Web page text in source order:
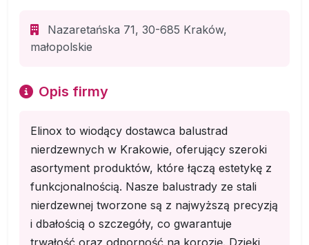
Nazaretańska 71, 30-685 Kraków,
małopolskie
Opis firmy
Elinox to wiodący dostawca balustrad
nierdzewnych w Krakowie, oferujący szeroki
asortyment produktów, które łączą estetykę z
funkcjonalnością. Nasze balustrady ze stali
nierdzewnej tworzone są z najwyższą precyzją
i dbałością o szczegóły, co gwarantuje
trwałość oraz odporność na korozję. Dzięki